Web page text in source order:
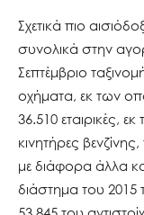
Σχετικά πιο
συνολικά στην
Σεπτέμβριο
οχήματα, εκ των
36.510 εταιρικές,
κινητήρες
με διάφορα άλλα
διάστημα του 2015